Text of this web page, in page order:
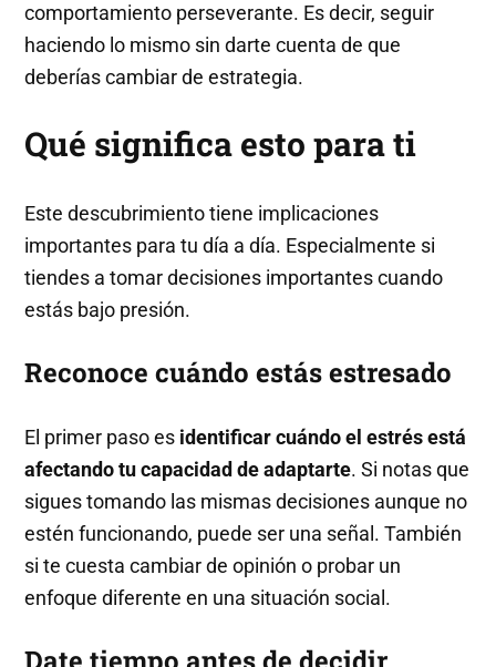
comportamiento perseverante. Es decir, seguir
haciendo lo mismo sin darte cuenta de que
deberías cambiar de estrategia.
Qué significa esto para ti
Este descubrimiento tiene implicaciones
importantes para tu día a día. Especialmente si
tiendes a tomar decisiones importantes cuando
estás bajo presión.
Reconoce cuándo estás estresado
El primer paso es identificar cuándo el estrés está
afectando tu capacidad de adaptarte. Si notas que
sigues tomando las mismas decisiones aunque no
estén funcionando, puede ser una señal. También
si te cuesta cambiar de opinión o probar un
enfoque diferente en una situación social.